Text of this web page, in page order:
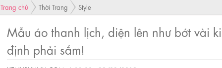
Trang chủ Thời Trang Style
Mẫu áo thanh lịch, diện lên như bớt vài
định phải sắm!